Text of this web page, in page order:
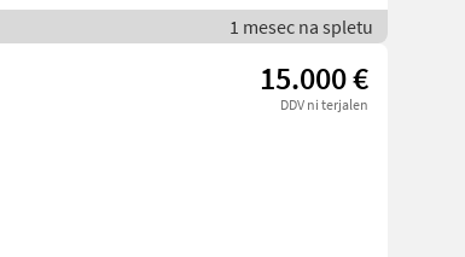
1 mesec na spletu
15.000 €
DDV ni terjalen